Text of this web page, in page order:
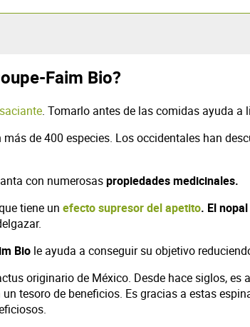
Faim Bio?
. Tomarlo antes de las comidas ayuda a
de 400 especies. Los occidentales han
con numerosaspropiedades medicinales.
tiene un efecto supresor del apetito. El
Bio le ayuda a conseguir su objetivo
originario de México. Desde hace siglos,
tesoro de beneficios. Es gracias a estas